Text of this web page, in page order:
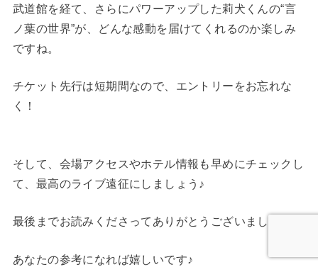
武道館を経て、さらにパワーアップした莉犬くんの“言
ノ葉の世界”が、どんな感動を届けてくれるのか楽しみ
ですね。
チケット先行は短期間なので、エントリーをお忘れな
く！
そして、会場アクセスやホテル情報も早めにチェックし
て、最高のライブ遠征にしましょう♪
最後までお読みくださってありがとうございました。
あなたの参考になれば嬉しいです♪